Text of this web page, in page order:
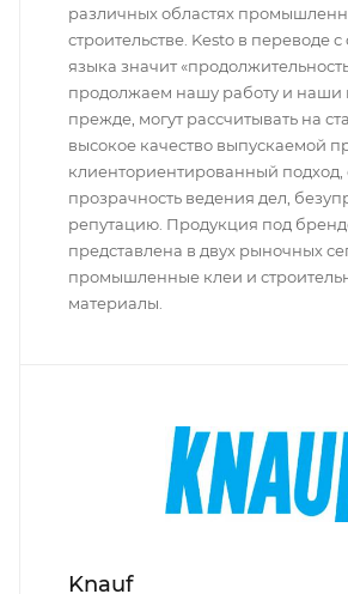
различных областях
строительстве. Kesto в переводе
языка значит
продолжаем нашу работу и наши
прежде, могут рассчитывать на
высокое качество выпускаемой
клиенториентированный подход,
прозрачность ведения дел,
репутацию. Продукция под
представлена в двух рыночных
промышленные клеи и
материалы.
Knauf